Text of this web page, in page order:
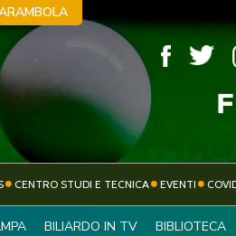
CARAMBOLA
CENTRO STUDI E TECNICA EVENTI
BILIARDO IN TV BIBLIOTECA